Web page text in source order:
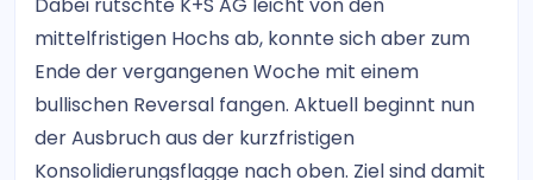
mittelfristigen Hochs ab, konnte sich aber zum
Ende der vergangenen Woche mit einem
bullischen Reversal fangen. Aktuell beginnt nun
der Ausbruch aus der kurzfristigen
Konsolidierungsflagge nach oben. Ziel sind damit